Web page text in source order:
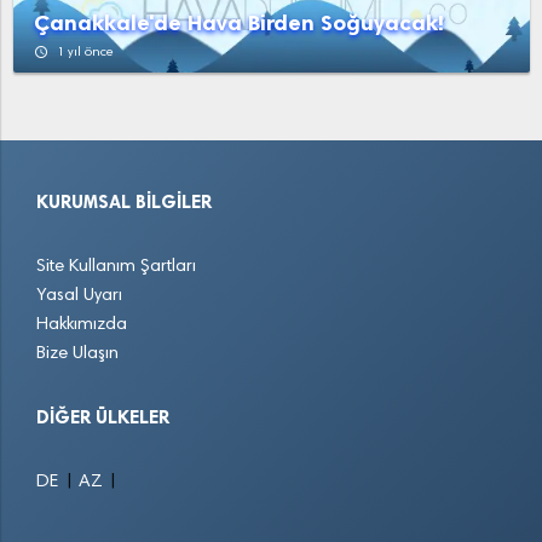
Çanakkale'de Hava Birden Soğuyacak!
access_time 1 yıl önce
KURUMSAL BILGILER
Site Kullanım Şartları
Yasal Uyarı
Hakkımızda
Bize Ulaşın
DIĞER ÜLKELER
DE AZ